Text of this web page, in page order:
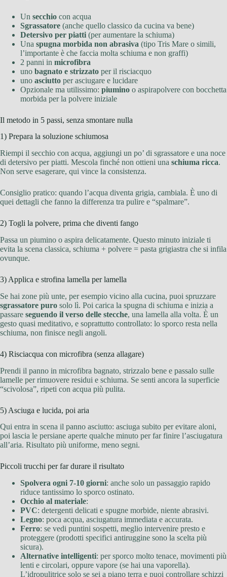
Un secchio con acqua
Sgrassatore (anche quello classico da cucina va bene)
Detersivo per piatti (per aumentare la schiuma)
Una spugna morbida non abrasiva (tipo Tris Mare o simili,
l’importante è che faccia molta schiuma e non graffi)
2 panni in microfibra
uno bagnato e strizzato per il risciacquo
uno asciutto per asciugare e lucidare
Opzionale ma utilissimo: piumino o aspirapolvere con bocchetta
morbida per la polvere iniziale
Il metodo in 5 passi, senza smontare nulla
1) Prepara la soluzione schiumosa
Riempi il secchio con acqua, aggiungi un po’ di sgrassatore e una noce
di detersivo per piatti. Mescola finché non ottieni una schiuma ricca.
Non serve esagerare, qui vince la consistenza.
Consiglio pratico: quando l’acqua diventa grigia, cambiala. È uno di
quei dettagli che fanno la differenza tra pulire e “spalmare”.
2) Togli la polvere, prima che diventi fango
Passa un piumino o aspira delicatamente. Questo minuto iniziale ti
evita la scena classica, schiuma + polvere = pasta grigiastra che si infila
ovunque.
3) Applica e strofina lamella per lamella
Se hai zone più unte, per esempio vicino alla cucina, puoi spruzzare
sgrassatore puro solo lì. Poi carica la spugna di schiuma e inizia a
passare seguendo il verso delle stecche, una lamella alla volta. È un
gesto quasi meditativo, e soprattutto controllato: lo sporco resta nella
schiuma, non finisce negli angoli.
4) Risciacqua con microfibra (senza allagare)
Prendi il panno in microfibra bagnato, strizzalo bene e passalo sulle
lamelle per rimuovere residui e schiuma. Se senti ancora la superficie
“scivolosa”, ripeti con acqua più pulita.
5) Asciuga e lucida, poi aria
Qui entra in scena il panno asciutto: asciuga subito per evitare aloni,
poi lascia le persiane aperte qualche minuto per far finire l’asciugatura
all’aria. Risultato più uniforme, meno segni.
Piccoli trucchi per far durare il risultato
Spolvera ogni 7-10 giorni: anche solo un passaggio rapido
riduce tantissimo lo sporco ostinato.
Occhio al materiale:
PVC: detergenti delicati e spugne morbide, niente abrasivi.
Legno: poca acqua, asciugatura immediata e accurata.
Ferro: se vedi puntini sospetti, meglio intervenire presto e
proteggere (prodotti specifici antiruggine sono la scelta più
sicura).
Alternative intelligenti: per sporco molto tenace, movimenti più
lenti e circolari, oppure vapore (se hai una vaporella).
L’idropulitrice solo se sei a piano terra e puoi controllare schizzi